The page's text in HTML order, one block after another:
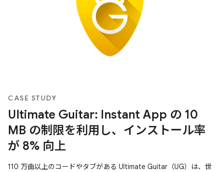
CASE STUDY
Ultimate Guitar: Instant App の 10
MB の制限を利用し、インストール率
が 8% 向上
110 万曲以上のコードやタブがある Ultimate Guitar（UG）は、世